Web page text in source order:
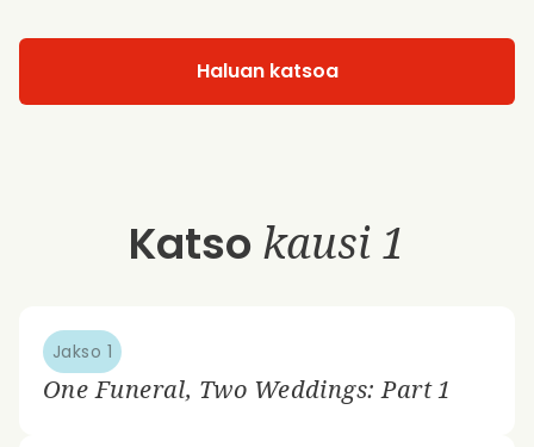
Haluan katsoa
Katso kausi 1
Jakso 1
One Funeral, Two Weddings: Part 1